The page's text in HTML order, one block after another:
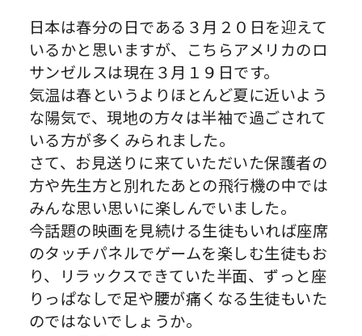
日本は春分の日である３月２０日を迎えて
いるかと思いますが、こちらアメリカのロ
サンゼルスは現在３月１９日です。
気温は春というよりほとんど夏に近いよう
な陽気で、現地の方々は半袖で過ごされて
いる方が多くみられました。
さて、お見送りに来ていただいた保護者の
方や先生方と別れたあとの飛行機の中では
みんな思い思いに楽しんでいました。
今話題の映画を見続ける生徒もいれば座席
のタッチパネルでゲームを楽しむ生徒もお
り、リラックスできていた半面、ずっと座
りっぱなしで足や腰が痛くなる生徒もいた
のではないでしょうか。